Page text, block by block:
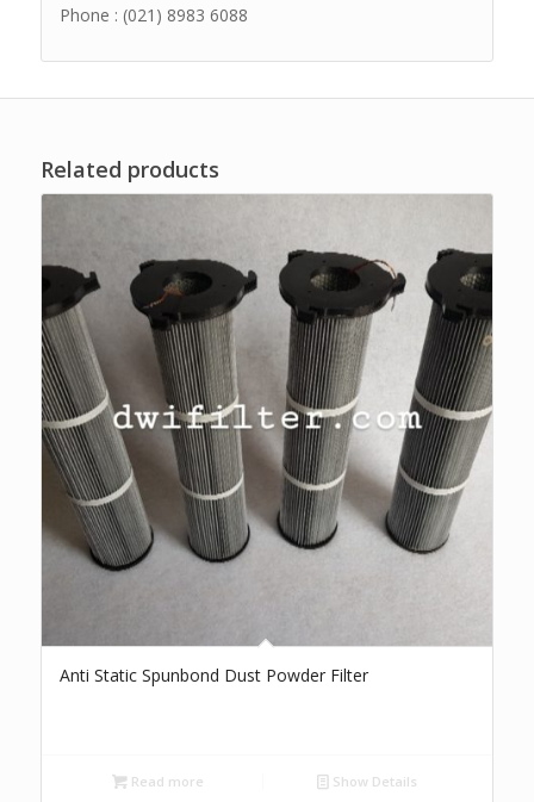
Phone : (021) 8983 6088
Related products
Anti Static Spunbond Dust Powder Filter
Read more Show Details